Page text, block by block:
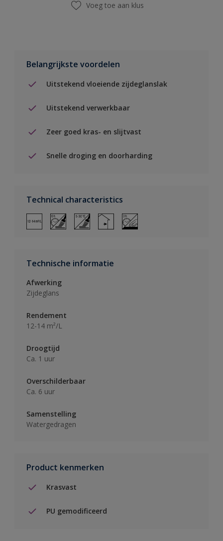
Voeg toe aan klus
Belangrijkste voordelen
Uitstekend vloeiende zijdeglanslak
Uitstekend verwerkbaar
Zeer goed kras- en slijtvast
Snelle droging en doorharding
Technical characteristics
Technische informatie
Afwerking
Zijdeglans
Rendement
12-14 m²/L
Droogtijd
Ca. 1 uur
Overschilderbaar
Ca. 6 uur
Samenstelling
Watergedragen
Product kenmerken
Krasvast
PU gemodificeerd